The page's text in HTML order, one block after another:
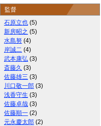
監督
石原立也 (5)
新房昭之 (5)
水島努 (4)
岸誠二 (4)
武本康弘 (3)
斎藤久 (3)
佐藤雄三 (3)
川口敬一郎 (3)
浅香守生 (3)
佐藤卓哉 (3)
佐藤順一 (2)
元永慶太郎 (2)